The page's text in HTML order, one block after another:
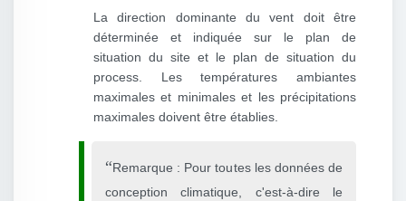
La direction dominante du vent doit être
déterminée et indiquée sur le plan de
situation du site et le plan de situation du
process. Les températures ambiantes
maximales et minimales et les précipitations
maximales doivent être établies.
Remarque : Pour toutes les données de
conception climatique, c'est-à-dire le